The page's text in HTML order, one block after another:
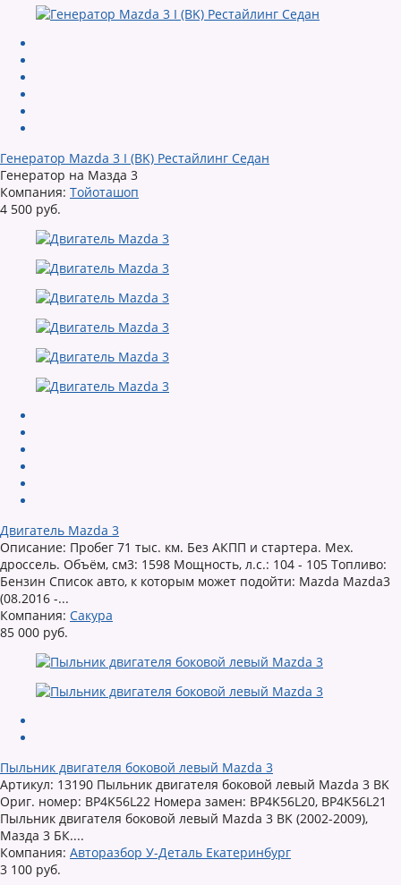
Генератор Mazda 3 I (BK) Рестайлинг Седан
Генератор на Мазда 3
Компания: Тойоташоп
4 500 руб.
Двигатель Mazda 3
Описание: Пробег 71 тыс. км. Без АКПП и стартера. Мех.
дроссель. Объём, см3: 1598 Мощность, л.с.: 104 - 105 Топливо:
Бензин Список авто, к которым может подойти: Mazda Mazda3
(08.2016 -...
Компания: Сакура
85 000 руб.
Пыльник двигателя боковой левый Mazda 3
Артикул: 13190 Пыльник двигателя боковой левый Mazda 3 BK
Ориг. номер: BP4K56L22 Номера замен: BP4K56L20, BP4K56L21
Пыльник двигателя боковой левый Mazda 3 BK (2002-2009),
Мазда 3 БК....
Компания: Авторазбор У-Деталь Екатеринбург
3 100 руб.